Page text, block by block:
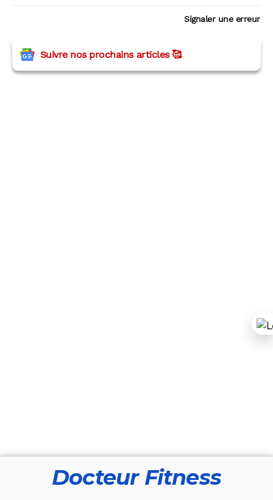
Signaler une erreur
Suivre nos prochains articles 🥰
Docteur Fitness